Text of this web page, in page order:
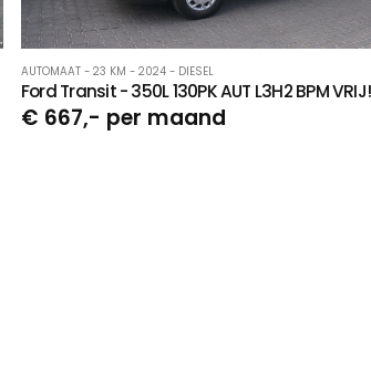
AUTOMAAT - 23 KM - 2024 - DIESEL
Ford Transit - 350L 130PK AUT L3H2 BPM
€ 667,- per maand